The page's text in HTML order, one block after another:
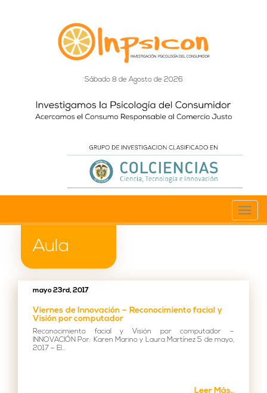
Sábado 8 de Agosto de 2026
Aula
mayo 23rd, 2017
Viernes de Innovación – Reconocimiento facial y
Visión por computador
Reconocimiento facial y Visión por computador –
INNOVACIÓN Por: Karen Marino y Laura Martínez 5 de mayo,
2017 – El...
Leer Más..